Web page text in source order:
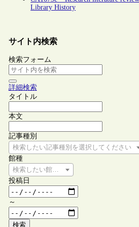
Library History
サイト内検索
検索フォーム
詳細検索
タイトル
本文
記事種別
検索したい記事種別を選択してください
館種
検索したい館種を選択してください
投稿日
～
検索